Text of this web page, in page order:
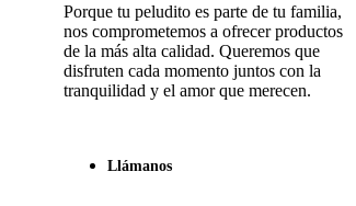
Porque tu peludito es parte de tu familia,
nos comprometemos a ofrecer productos
de la más alta calidad. Queremos que
disfruten cada momento juntos con la
tranquilidad y el amor que merecen.
Llámanos